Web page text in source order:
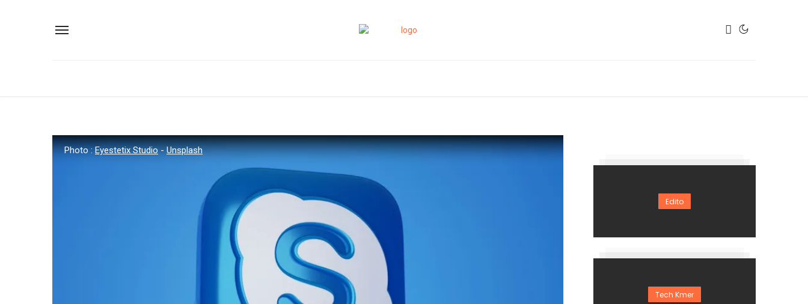
Photo :Eyestetix Studio-Unsplash
Edito
Tech Kmer